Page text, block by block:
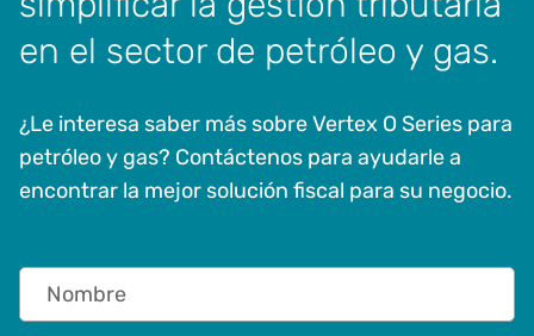
en el sector de petróleo y gas.
¿Le interesa saber más sobre Vertex O Series para
petróleo y gas? Contáctenos para ayudarle a
encontrar la mejor solución fiscal para su negocio.
Nombre